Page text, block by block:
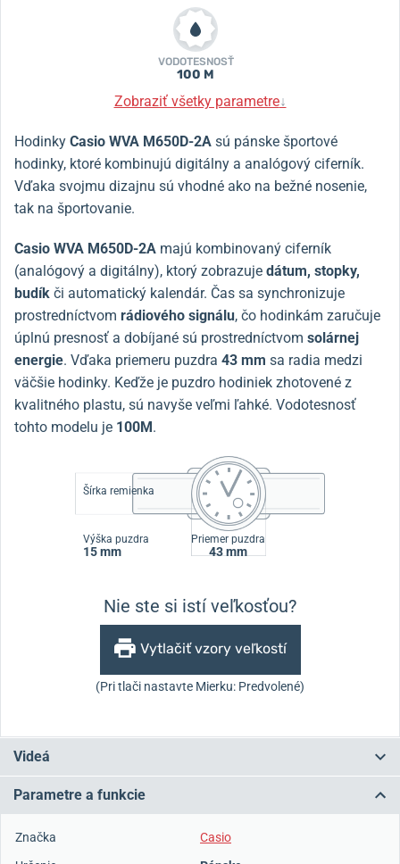
VODOTESNOSŤ
100 M
Zobraziť všetky parametre↓
Hodinky Casio WVA M650D-2A sú pánske športové
hodinky, ktoré kombinujú digitálny a analógový ciferník.
Vďaka svojmu dizajnu sú vhodné ako na bežné nosenie,
tak na športovanie.
Casio WVA M650D-2A majú kombinovaný ciferník
(analógový a digitálny), ktorý zobrazuje dátum, stopky,
budík či automatický kalendár. Čas sa synchronizuje
prostredníctvom rádiového signálu, čo hodinkám zaručuje
úplnú presnosť a dobíjané sú prostredníctvom solárnej
energie. Vďaka priemeru puzdra 43 mm sa radia medzi
väčšie hodinky. Keďže je puzdro hodiniek zhotovené z
kvalitného plastu, sú navyše veľmi ľahké. Vodotesnosť
tohto modelu je 100M.
Šírka remienka
Výška puzdra
15 mm
Priemer puzdra
43 mm
Nie ste si istí veľkosťou?
Vytlačiť vzory veľkostí
(Pri tlači nastavte Mierku: Predvolené)
Videá
Parametre a funkcie
Značka
Casio